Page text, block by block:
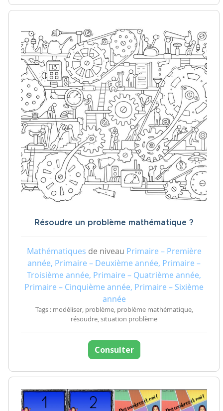
Résoudre un problème mathématique ?
Mathématiques de niveau Primaire – Première
année, Primaire – Deuxième année, Primaire –
Troisième année, Primaire – Quatrième année,
Primaire – Cinquième année, Primaire – Sixième
année
Tags : modéliser, problème, problème mathématique,
résoudre, situation problème
Consulter